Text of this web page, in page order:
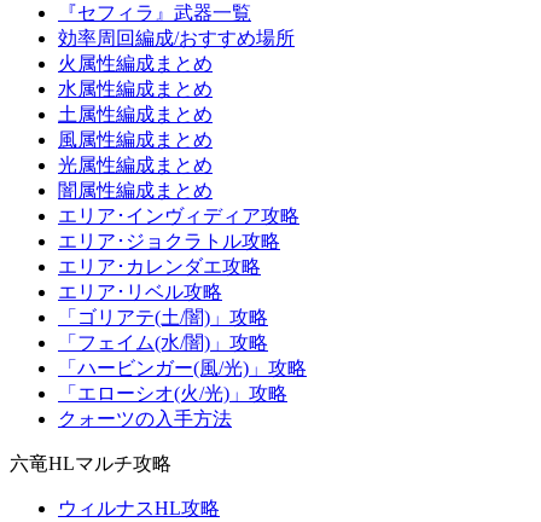
『セフィラ』武器一覧
効率周回編成/おすすめ場所
火属性編成まとめ
水属性編成まとめ
土属性編成まとめ
風属性編成まとめ
光属性編成まとめ
闇属性編成まとめ
エリア･インヴィディア攻略
エリア･ジョクラトル攻略
エリア･カレンダエ攻略
エリア･リベル攻略
「ゴリアテ(土/闇)」攻略
「フェイム(水/闇)」攻略
「ハービンガー(風/光)」攻略
「エローシオ(火/光)」攻略
クォーツの入手方法
六竜HLマルチ攻略
ウィルナスHL攻略